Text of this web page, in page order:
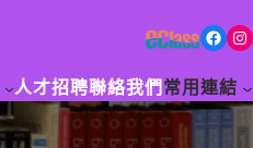
Facebook Instagram
人才招聘聯絡我們 常用連結